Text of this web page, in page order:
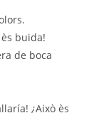
buida!
de boca
¿Això ès